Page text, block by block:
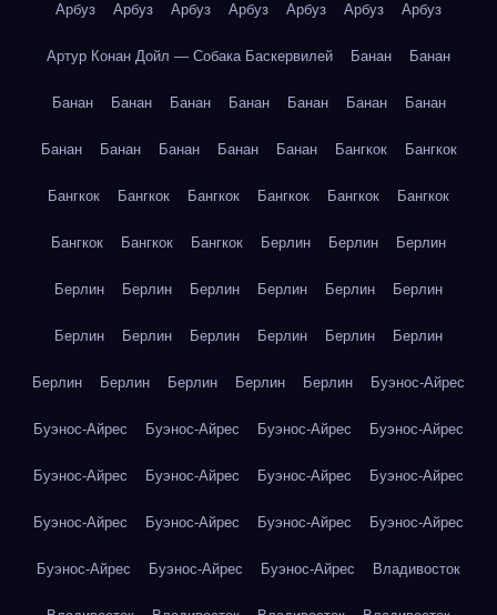
Арбуз Арбуз Арбуз Арбуз Арбуз Арбуз Арбуз
Артур Конан Дойл — Собака Баскервилей Банан Банан
Банан Банан Банан Банан Банан Банан Банан
Банан Банан Банан Банан Банан Бангкок Бангкок
Бангкок Бангкок Бангкок Бангкок Бангкок Бангкок
Бангкок Бангкок Бангкок Берлин Берлин Берлин
Берлин Берлин Берлин Берлин Берлин Берлин
Берлин Берлин Берлин Берлин Берлин Берлин
Берлин Берлин Берлин Берлин Берлин Буэнос-Айрес
Буэнос-Айрес Буэнос-Айрес Буэнос-Айрес Буэнос-Айрес
Буэнос-Айрес Буэнос-Айрес Буэнос-Айрес Буэнос-Айрес
Буэнос-Айрес Буэнос-Айрес Буэнос-Айрес Буэнос-Айрес
Буэнос-Айрес Буэнос-Айрес Буэнос-Айрес Владивосток